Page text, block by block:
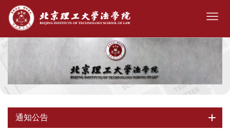
通知公告